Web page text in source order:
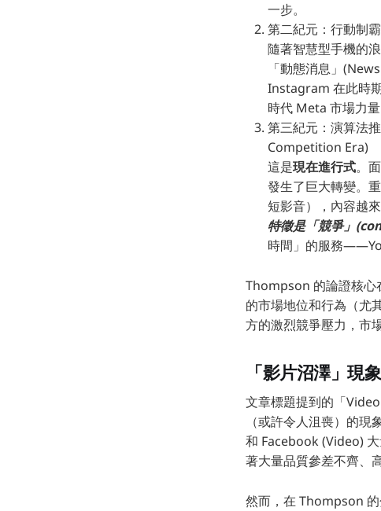
一步。
第二紀元：行動制
隨著智慧型手機的
「動態消息」
Instagram 在此時
時代 Meta 市場力
第三紀元：演算法
Competition Era)
這是現在進行式。
發生了巨大轉變。
短影音），內容越
特徵是「競爭」
時間」的服務
Thompson 的論證核心
的市場地位和行為（尤
方的激烈競爭壓力，市
「影片沼澤」現
文章標題提到的「
（或許令人沮喪）的
和 Facebook (Video)
著大量品質參差不齊、
然而，在 Thompson